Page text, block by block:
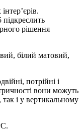
підкреслить
рішення
білий матовий,
потрійні і
вони можуть
і у вертикальному